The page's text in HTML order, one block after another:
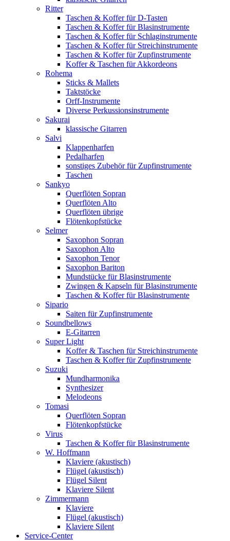
Ritter
Taschen & Koffer für D-Tasten
Taschen & Koffer für Blasinstrumente
Taschen & Koffer für Schlaginstrumente
Taschen & Koffer für Streichinstrumente
Taschen & Koffer für Zupfinstrumente
Koffer & Taschen für Akkordeons
Rohema
Sticks & Mallets
Taktstöcke
Orff-Instrumente
Diverse Perkussionsinstrumente
Sakurai
klassische Gitarren
Salvi
Klappenharfen
Pedalharfen
sonstiges Zubehör für Zupfinstrumente
Taschen
Sankyo
Querflöten Sopran
Querflöten Alto
Querflöten übrige
Flötenkopfstücke
Selmer
Saxophon Sopran
Saxophon Alto
Saxophon Tenor
Saxophon Bariton
Mundstücke für Blasinstrumente
Zwingen & Kapseln für Blasinstrumente
Taschen & Koffer für Blasinstrumente
Sipario
Saiten für Zupfinstrumente
Soundbellows
E-Gitarren
Super Light
Koffer & Taschen für Streichinstrumente
Taschen & Koffer für Zupfinstrumente
Suzuki
Mundharmonika
Synthesizer
Melodeons
Tomasi
Querflöten Sopran
Flötenkopfstücke
Virus
Taschen & Koffer für Blasinstrumente
W. Hoffmann
Klaviere (akustisch)
Flügel (akustisch)
Flügel Silent
Klaviere Silent
Zimmermann
Klaviere
Flügel (akustisch)
Klaviere Silent
Service-Center